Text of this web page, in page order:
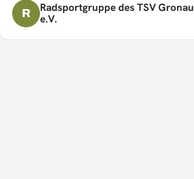
R
Radsportgruppe des TSV Gronau
e.V.